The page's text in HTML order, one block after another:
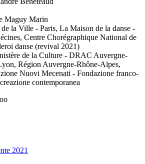
Maguy Marin
de la Ville - Paris, La Maison de la danse -
Centre Chorégraphique National de
danse (revival 2021)
de la Culture - DRAC Auvergne-
Région Auvergne-Rhône-Alpes,
Nuovi Mecenati - Fondazione franco-
contemporanea
2021